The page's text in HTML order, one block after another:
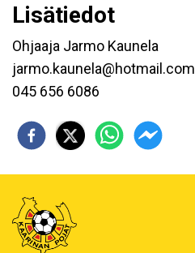
Lisätiedot
Ohjaaja Jarmo Kaunela
jarmo.kaunela@hotmail.com
045 656 6086